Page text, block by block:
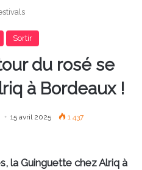
Sortir
du rosé se
à Bordeaux !
15 avril 2025 1 437
la Guinguette chez Alriq à